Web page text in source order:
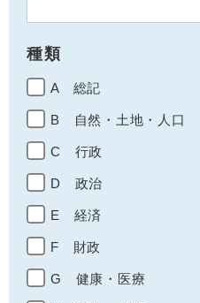
種類
A 総記
B 自然・土地・人口
C 行政
D 政治
E 経済
F 財政
G 健康・医療